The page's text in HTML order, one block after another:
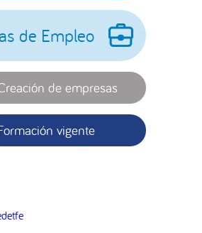
de Empleo
de empresas
vigente